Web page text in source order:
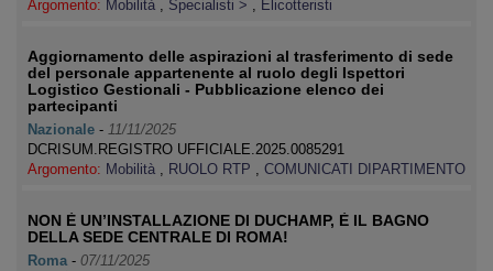
Argomento: Mobilità , Specialisti > , Elicotteristi
Aggiornamento delle aspirazioni al trasferimento di sede
del personale appartenente al ruolo degli Ispettori
Logistico Gestionali - Pubblicazione elenco dei
partecipanti
Nazionale - 11/11/2025
DCRISUM.REGISTRO UFFICIALE.2025.0085291
Argomento: Mobilità , RUOLO RTP , COMUNICATI DIPARTIMENTO
NON È UN’INSTALLAZIONE DI DUCHAMP, È IL BAGNO
DELLA SEDE CENTRALE DI ROMA!
Roma - 07/11/2025